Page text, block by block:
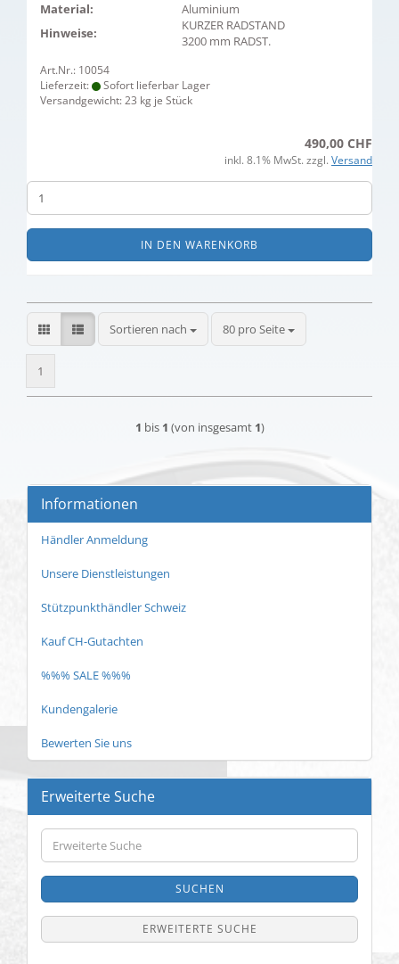
Material:
Aluminium
Hinweise:
KURZER RADSTAND
3200 mm RADST.
Art.Nr.: 10054
Lieferzeit:
Sofort lieferbar Lager
Versandgewicht:23 kg je Stück
490,00 CHF
inkl. 8.1% MwSt. zzgl. Versand
IN DEN WARENKORB
Sortieren nach
Sortieren nach 80 pro Seite
pro Seite
1
1 bis 1 (von insgesamt 1)
Informationen
Händler Anmeldung
Unsere Dienstleistungen
Stützpunkthändler Schweiz
Kauf CH-Gutachten
%%% SALE %%%
Kundengalerie
Bewerten Sie uns
Erweiterte Suche
Erweiterte
Suche
SUCHEN
ERWEITERTE SUCHE